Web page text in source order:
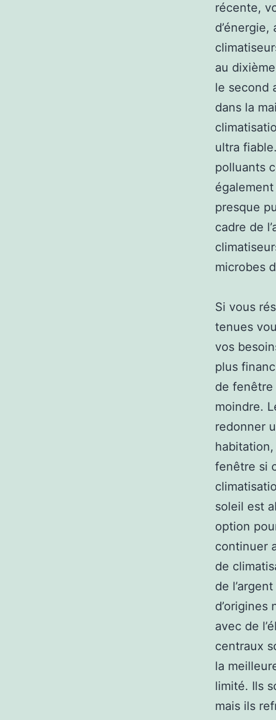
récente,
au
le second
dans la
ultra
polluants
presque
cadre de
microbes
Si vous
tenues
vos
plus
de
moindre.
redonner
fenêtre si
soleil est
option
continuer
de
de
avec de
centraux
la
limité. Ils
mais ils